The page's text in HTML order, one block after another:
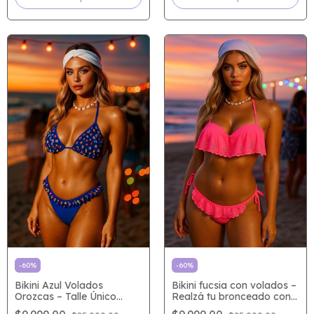
-60%
Bikini Azul Volados
Orozcas – Talle Único
Ajustable
-60%
Bikini fucsia con volados –
Realzá tu bronceado con
el toque más sensual del